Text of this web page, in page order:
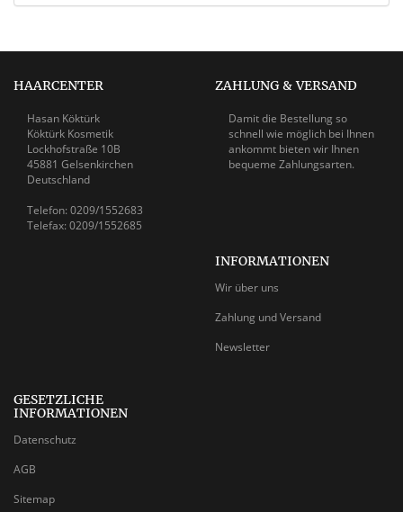
HAARCENTER
Hasan Köktürk
Köktürk Kosmetik
Lockhofstraße 10B
45881 Gelsenkirchen
Deutschland
Telefon: 0209/1552683
Telefax: 0209/1552685
ZAHLUNG & VERSAND
Damit die Bestellung so
schnell wie möglich bei Ihnen
ankommt bieten wir Ihnen
bequeme Zahlungsarten.
INFORMATIONEN
Wir über uns
Zahlung und Versand
Newsletter
GESETZLICHE
INFORMATIONEN
Datenschutz
AGB
Sitemap